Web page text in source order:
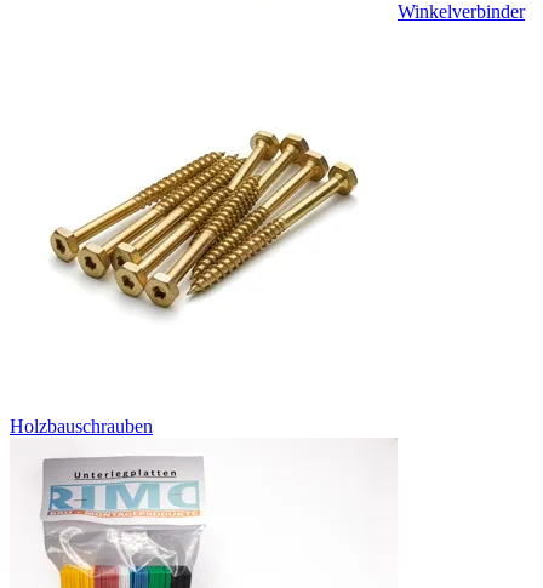
Winkelverbinder
Holzbauschrauben